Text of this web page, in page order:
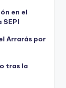
en el
Arrarás por
tras la